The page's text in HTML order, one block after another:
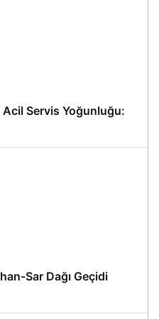
Acil Servis Yoğunluğu:
Sar Dağı Geçidi